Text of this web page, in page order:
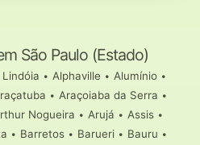
São Paulo (Estado)
• Alphaville • Alumínio •
• Araçoiaba da Serra •
Nogueira • Arujá • Assis •
• Barretos• Barueri• Bauru •